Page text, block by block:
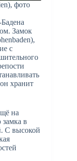
фото
Замок
с
хранит
на
в
С высокой